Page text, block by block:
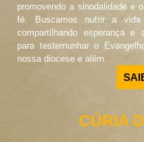
promovendo a sinodalidade e
fé. Buscamos nutrir a vida
compartilhando esperança e
para testemunhar o
nossa diocese e além.
CÚRIA